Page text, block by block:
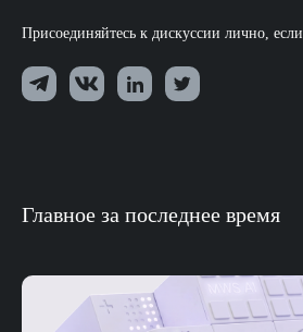
Присоединяйтесь к дискуссии лично,
Главное за последнее время